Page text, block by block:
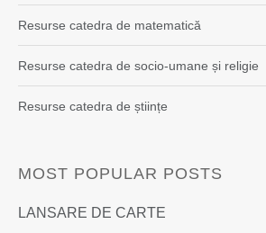
Resurse catedra de matematică
Resurse catedra de socio-umane și religie
Resurse catedra de științe
MOST POPULAR POSTS
LANSARE DE CARTE